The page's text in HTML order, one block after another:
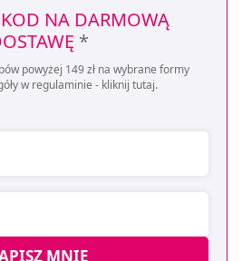
KOD NA DARMOWĄ
*
powyżej 149 zł na wybrane formy
w regulaminie - kliknij tutaj.
MNIE